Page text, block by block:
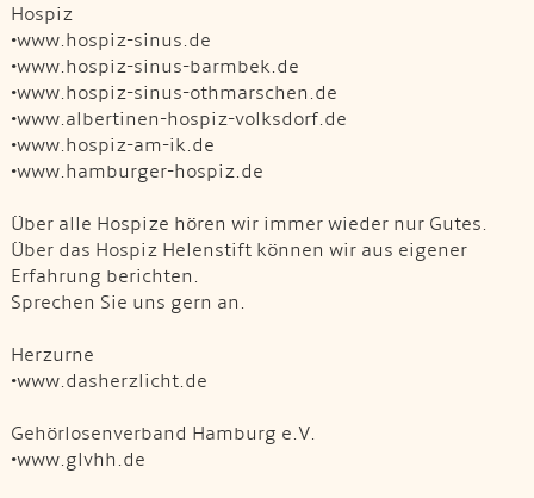
Hospiz
•www.hospiz-sinus.de
•www.hospiz-sinus-barmbek.de
•www.hospiz-sinus-othmarschen.de
•www.albertinen-hospiz-volksdorf.de
•www.hospiz-am-ik.de
•www.hamburger-hospiz.de
Über alle Hospize hören wir immer wieder nur Gutes.
Über das Hospiz Helenstift können wir aus eigener
Erfahrung berichten.
Sprechen Sie uns gern an.
Herzurne
•www.dasherzlicht.de
Gehörlosenverband Hamburg e.V.
•www.glvhh.de